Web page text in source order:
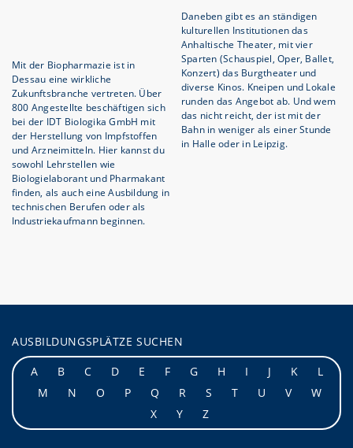
Mit der Biopharmazie ist in
Dessau eine wirkliche
Zukunftsbranche vertreten. Über
800 Angestellte beschäftigen sich
bei der IDT Biologika GmbH mit
der Herstellung von Impfstoffen
und Arzneimitteln. Hier kannst du
sowohl Lehrstellen wie
Biologielaborant und Pharmakant
finden, als auch eine Ausbildung in
technischen Berufen oder als
Industriekaufmann beginnen.
Daneben gibt es an ständigen
kulturellen Institutionen das
Anhaltische Theater, mit vier
Sparten (Schauspiel, Oper, Ballet,
Konzert) das Burgtheater und
diverse Kinos. Kneipen und Lokale
runden das Angebot ab. Und wem
das nicht reicht, der ist mit der
Bahn in weniger als einer Stunde
in Halle oder in Leipzig.
AUSBILDUNGSPLÄTZE SUCHEN
A
B C D E F G H I J K
L
M
N O P Q R S T U V
W
X
Y Z